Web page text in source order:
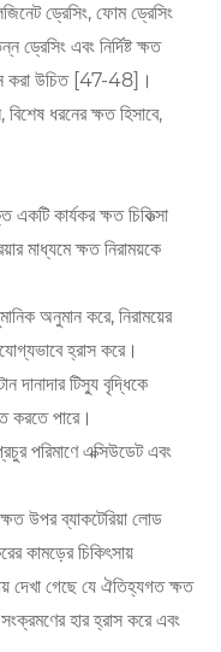
ড্রেসিং, ফোম ড্রেসিং
ড্রেসিং এবং নির্দিষ্ট ক্ষত
করা উচিত [47-48]।
ধরনের ক্ষত হিসাবে,
কার্যকর ক্ষত চিকিত্সা
মাধ্যমে ক্ষত নিরাময়কে
অনুমান করে, নিরাময়ের
হ্রাস করে।
দানাদার টিস্যু বৃদ্ধিকে
করতে পারে।
পরিমাণে এক্সিউডেট এবং
উপর ব্যাকটেরিয়া লোড
কামড়ের চিকিৎসায়
দেখা গেছে যে ঐতিহ্যগত ক্ষত
হার হ্রাস করে এবং